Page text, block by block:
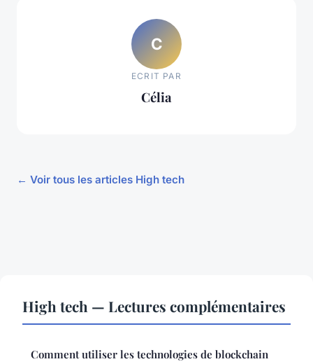
C
ECRIT PAR
Célia
← Voir tous les articles High tech
High tech — Lectures complémentaires
Comment utiliser les technologies de blockchain